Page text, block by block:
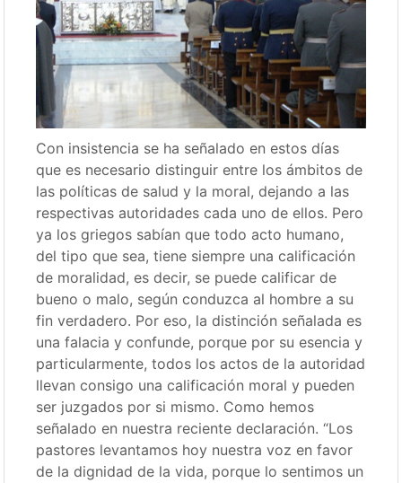
Con insistencia se ha señalado en estos días
que es necesario distinguir entre los ámbitos de
las políticas de salud y la moral, dejando a las
respectivas autoridades cada uno de ellos. Pero
ya los griegos sabían que todo acto humano,
del tipo que sea, tiene siempre una calificación
de moralidad, es decir, se puede calificar de
bueno o malo, según conduzca al hombre a su
fin verdadero. Por eso, la distinción señalada es
una falacia y confunde, porque por su esencia y
particularmente, todos los actos de la autoridad
llevan consigo una calificación moral y pueden
ser juzgados por si mismo. Como hemos
señalado en nuestra reciente declaración. “Los
pastores levantamos hoy nuestra voz en favor
de la dignidad de la vida, porque lo sentimos un